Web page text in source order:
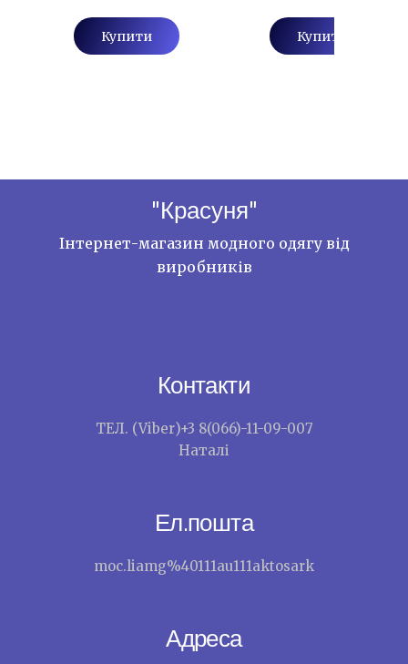
Купити Купити
"Красуня"
Інтернет-магазин модного одягу від
виробників
Контакти
ТЕЛ. (Viber)+3 8(066)-11-09-007
Наталі
Ел.пошта
moc.liamg%40111au111aktosark
Адреса